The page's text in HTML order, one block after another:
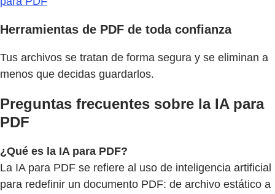
Herramientas de PDF de toda confianza
Tus archivos se tratan de forma segura y se eliminan a
menos que decidas guardarlos.
Preguntas frecuentes sobre la IA para
PDF
¿Qué es la IA para PDF?
La IA para PDF se refiere al uso de inteligencia artificial
para redefinir un documento PDF: de archivo estático a